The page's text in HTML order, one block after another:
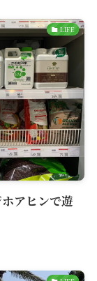
LIFE
アヒンで遊